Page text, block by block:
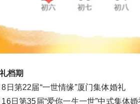
档期
日第22届“一世情缘”厦门集体婚礼
日第35届“爱你一生一世”中式集体婚